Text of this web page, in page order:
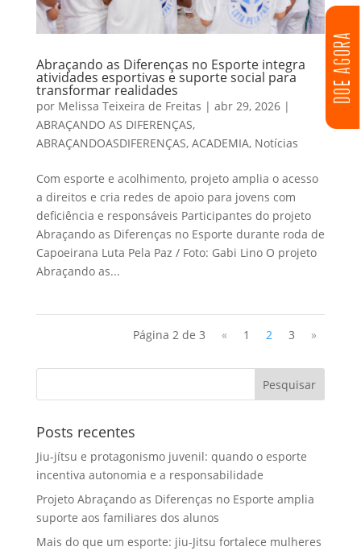
DOE AGORA
Abraçando as Diferenças no Esporte integra
atividades esportivas e suporte social para
transformar realidades
por Melissa Teixeira de Freitas | abr 29, 2026|
ABRAÇANDO AS DIFERENÇAS,
ABRAÇANDOASDIFERENÇAS, ACADEMIA, Notícias
Com esporte e acolhimento, projeto amplia o acesso
a direitos e cria redes de apoio para jovens com
deficiência e responsáveis Participantes do projeto
Abraçando as Diferenças no Esporte durante roda de
Capoeirana Luta Pela Paz / Foto: Gabi Lino O projeto
Abraçando as...
Página 2 de 3 « 1 2 3 »
Posts recentes
Jiu-jítsu e protagonismo juvenil: quando o esporte
incentiva autonomia e a responsabilidade
Projeto Abraçando as Diferenças no Esporte amplia
suporte aos familiares dos alunos
Mais do que um esporte: jiu-Jitsu fortalece mulheres